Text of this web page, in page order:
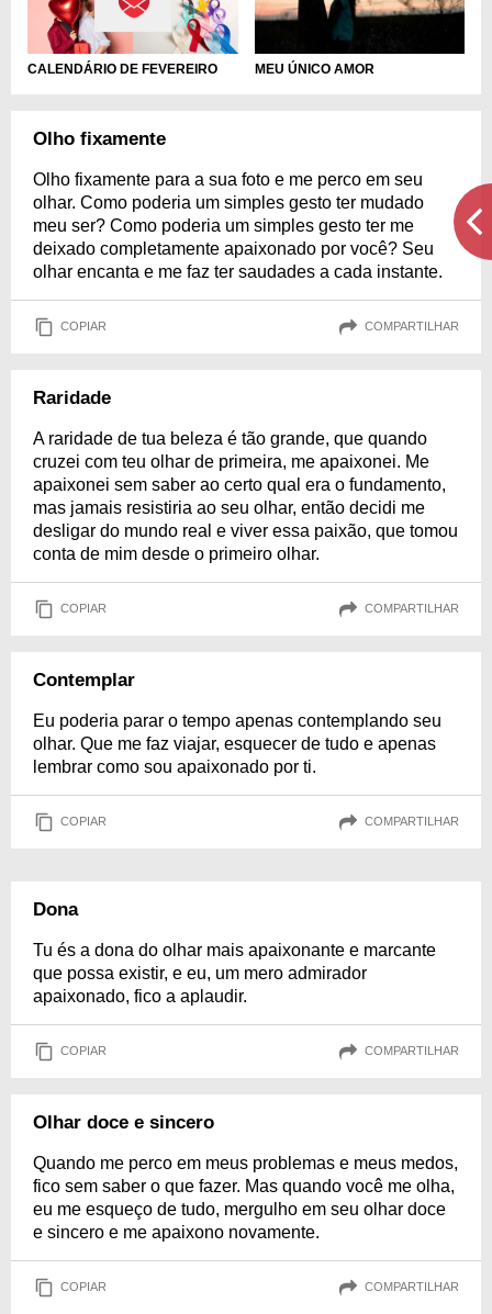
CALENDÁRIO DE FEVEREIRO MEU ÚNICO AMOR
Olho fixamente
Olho fixamente para a sua foto e me perco em seu
olhar. Como poderia um simples gesto ter mudado
meu ser? Como poderia um simples gesto ter me
deixado completamente apaixonado por você? Seu
olhar encanta e me faz ter saudades a cada instante.
COPIAR COMPARTILHAR
Raridade
A raridade de tua beleza é tão grande, que quando
cruzei com teu olhar de primeira, me apaixonei. Me
apaixonei sem saber ao certo qual era o fundamento,
mas jamais resistiria ao seu olhar, então decidi me
desligar do mundo real e viver essa paixão, que tomou
conta de mim desde o primeiro olhar.
COPIAR COMPARTILHAR
Contemplar
Eu poderia parar o tempo apenas contemplando seu
olhar. Que me faz viajar, esquecer de tudo e apenas
lembrar como sou apaixonado por ti.
COPIAR COMPARTILHAR
Dona
Tu és a dona do olhar mais apaixonante e marcante
que possa existir, e eu, um mero admirador
apaixonado, fico a aplaudir.
COPIAR COMPARTILHAR
Olhar doce e sincero
Quando me perco em meus problemas e meus medos,
fico sem saber o que fazer. Mas quando você me olha,
eu me esqueço de tudo, mergulho em seu olhar doce
e sincero e me apaixono novamente.
COPIAR COMPARTILHAR